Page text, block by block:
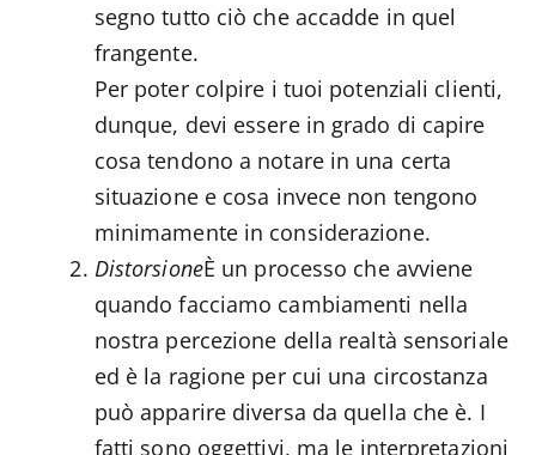
segno tutto ciò che accadde in quel
frangente.
Per poter colpire i tuoi potenziali clienti,
dunque, devi essere in grado di capire
cosa tendono a notare in una certa
situazione e cosa invece non tengono
minimamente in considerazione.
DistorsioneÈ un processo che avviene
quando facciamo cambiamenti nella
nostra percezione della realtà sensoriale
ed è la ragione per cui una circostanza
può apparire diversa da quella che è. I
fatti sono oggettivi, ma le interpretazioni